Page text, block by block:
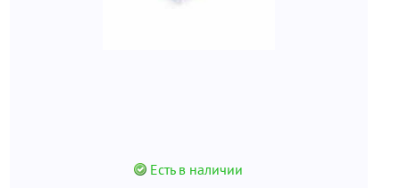
Есть в наличии